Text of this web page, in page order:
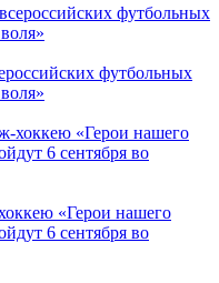
футбольных
«Герои нашего
6 сентября во